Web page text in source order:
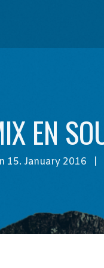
EN
15. January 2016